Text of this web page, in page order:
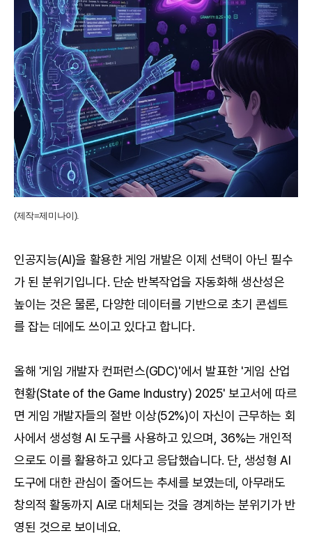
(제작=제미나이).
인공지능(AI)을 활용한 게임 개발은 이제 선택이 아닌 필수
가 된 분위기입니다. 단순 반복작업을 자동화해 생산성은
높이는 것은 물론, 다양한 데이터를 기반으로 초기 콘셉트
를 잡는 데에도 쓰이고 있다고 합니다.
올해 '게임 개발자 컨퍼런스(GDC)'에서 발표한 '게임 산업
현황(State of the Game Industry) 2025' 보고서에 따르
면 게임 개발자들의 절반 이상(52%)이 자신이 근무하는 회
사에서 생성형 AI 도구를 사용하고 있으며, 36%는 개인적
으로도 이를 활용하고 있다고 응답했습니다. 단, 생성형 AI
도구에 대한 관심이 줄어드는 추세를 보였는데, 아무래도
창의적 활동까지 AI로 대체되는 것을 경계하는 분위기가 반
영된 것으로 보이네요.